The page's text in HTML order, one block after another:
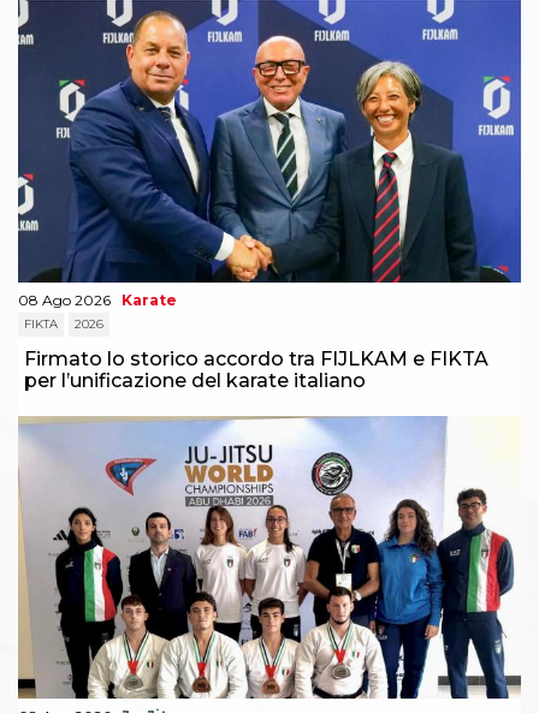
Corsi Monotematici
Corsi di Specializzazione
Corsi FIJLKAM-FISDIR
Corsi Preparatore Fisico
Edutraining class - Didattica infantile
Corso dirigenti sportivi
Corso Direttore di Gara
Abilitazioni
Sportello Fiscale
News
Modulistica
FAQ
Documenti
08 Ago 2026 Karate
FIKTA 2026
Firmato lo storico accordo tra FIJLKAM e FIKTA
per l’unificazione del karate italiano